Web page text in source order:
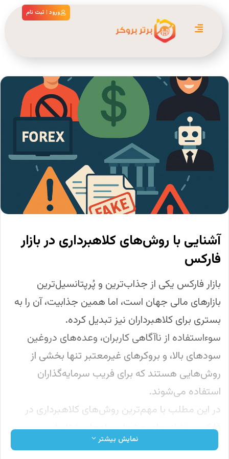
ورود | ثبت نام
آشنایی با روش‌های کلاهبرداری در بازار
فارکس
بازار فارکس یکی از جذاب‌ترین و پُرپتانسیل‌ترین
بازارهای مالی جهان است، اما همین جذابیت، آن را به
بستری برای کلاهبرداران نیز تبدیل کرده.
سوءاستفاده از ناآگاهی کاربران، وعده‌های دروغین
سودهای بالا، و بروکرهای غیرمعتبر تنها بخشی از
روش‌هایی هستند که برای فریب سرمایه‌گذاران
استفاده می‌شوند.
در این مطلب با مهم‌ترین روش‌های کلاهبرداری در
فارکس، نشانه‌های هشدار و راه‌های شناسایی
پروژه‌های مشکوک آشنا می‌شوید.
نمایش بیشتر